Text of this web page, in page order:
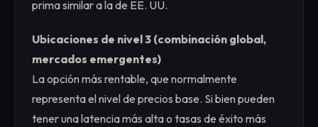
prima similar a la de EE. UU.
Ubicaciones de nivel 3 (combinación global,
mercados emergentes)
La opción más rentable, que normalmente
representa el nivel de precios base. Si bien pueden
tener una latencia más alta o tasas de éxito más